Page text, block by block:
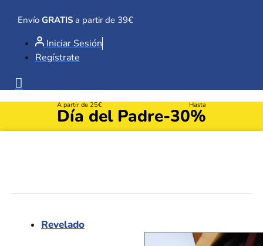
contenido
Envío GRATIS a partir de 39€
Iniciar Sesión
Regístrate
A partir de 25€
Día del Padre
Hasta
-30%
Revelado